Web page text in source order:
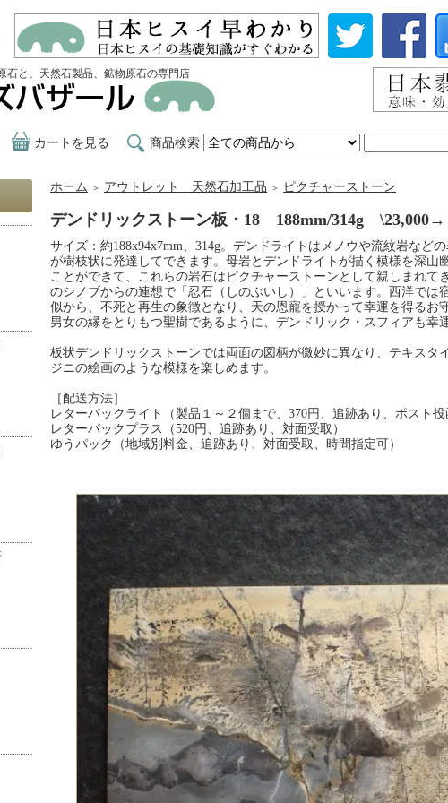
石と、天然石製品、鉱物原石の専門店
カートを見る 商品検索
ホーム ＞ アウトレット 天然石加工品 ＞ ピクチャーストーン
デンドリックストーン板・18 188mm/314g \23,000→
サイズ：約188x94x7mm、314g。デンドライトはメノウや流紋岩など
が樹枝状に発達してできます。母岩とデンドライトが描く模様を深山
ことができて、これらの岩石はピクチャーストーンとして親しまれて
のシノブからの連想で「忍石（しのぶいし）」といいます。西洋では
似から、不死と再生の象徴となり、天の恩寵を授かって幸運を得るお
男女の縁をとりもつ聖樹であるように、デンドリック・スフィアも幸
板状デンドリックストーンでは両面の図柄が微妙に異なり、テキスタ
ジニの絵画のような模様を楽しめます。
［配送方法］
レターパックライト（製品１～２個まで、370円、追跡あり、ポスト投
レターパックプラス（520円、追跡あり、対面受取）
ゆうパック（地域別料金、追跡あり、対面受取、時間指定可）